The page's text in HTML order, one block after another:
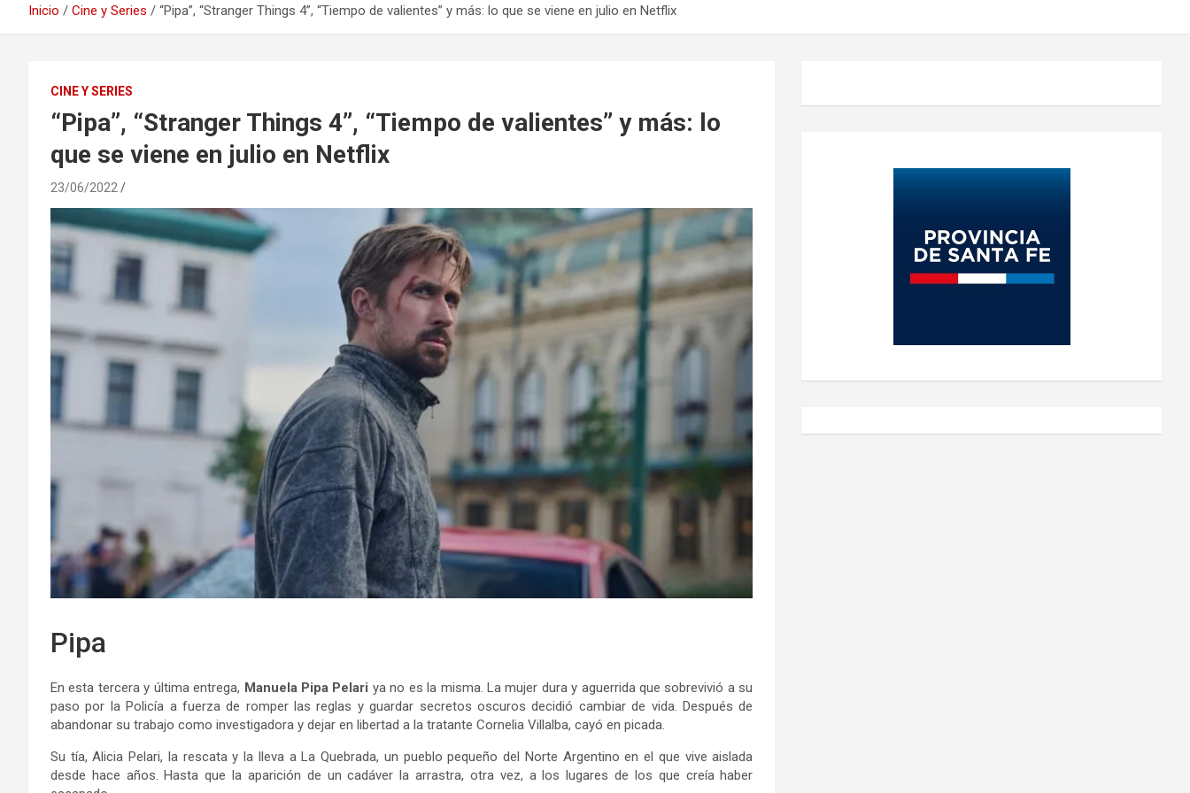
Inicio Cine y Series “Pipa”, “Stranger Things 4”, “Tiempo de valientes” y más: lo que se viene en julio en Netflix
CINE Y SERIES
“Pipa”, “Stranger Things 4”, “Tiempo de valientes” y más: lo
que se viene en julio en Netflix
23/06/2022
Pipa
En esta tercera y última entrega, Manuela Pipa Pelari ya no es la misma. La mujer dura y aguerrida que sobrevivió a su
paso por la Policía a fuerza de romper las reglas y guardar secretos oscuros decidió cambiar de vida. Después de
abandonar su trabajo como investigadora y dejar en libertad a la tratante Cornelia Villalba, cayó en picada.
Su tía, Alicia Pelari, la rescata y la lleva a La Quebrada, un pueblo pequeño del Norte Argentino en el que vive aislada
desde hace años. Hasta que la aparición de un cadáver la arrastra, otra vez, a los lugares de los que creía haber